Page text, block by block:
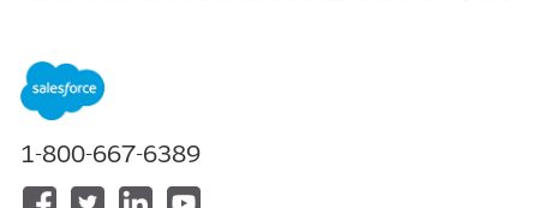
Tilgængelig i: Lightning Experience
Tilgængelig i:Enterprise
1-800-667-6389